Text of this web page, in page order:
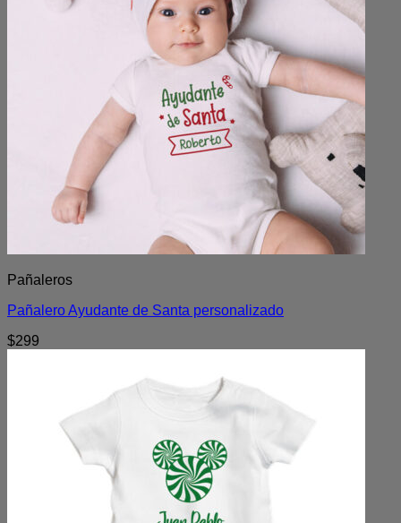
Pañaleros
Pañalero Ayudante de Santa personalizado
$299